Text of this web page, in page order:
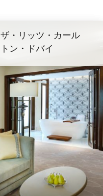
ザ・リッツ・カール
トン・ドバイ